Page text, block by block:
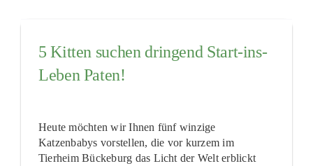
5 Kitten suchen dringend Start-ins-
Leben Paten!
Heute möchten wir Ihnen fünf winzige
Katzenbabys vorstellen, die vor kurzem im
Tierheim Bückeburg das Licht der Welt erblickt